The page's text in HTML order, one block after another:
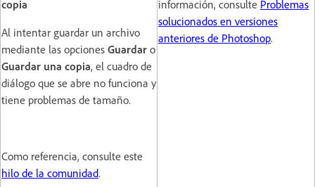
copia
Al intentar guardar un archivo
mediante las opciones Guardar o
Guardar una copia, el cuadro de
diálogo que se abre no funciona y
tiene problemas de tamaño.
Como referencia, consulte este
hilo de la comunidad.
información, consulte Problemas
solucionados en versiones
anteriores de Photoshop.